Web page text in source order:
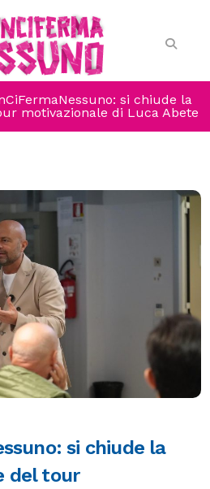
si chiude la
motivazionale di Luca Abete
si chiude la
del tour